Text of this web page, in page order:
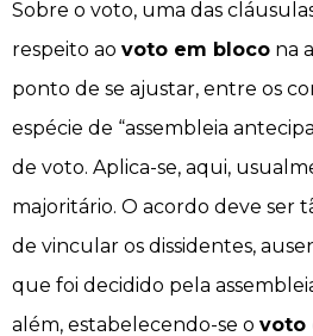
Sobre o voto, uma das
respeito ao voto em bloco na
ponto de se ajustar, entre os
espécie de “assembleia
de voto. Aplica-se, aqui,
majoritário. O acordo deve ser
de vincular os dissidentes,
que foi decidido pela
além, estabelecendo-se o voto